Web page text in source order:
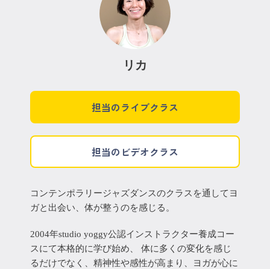
リカ
担当のライブクラス
担当のビデオクラス
コンテンポラリージャズダンスのクラスを通してヨ
ガと出会い、体が整うのを感じる。
2004年studio yoggy公認インストラクター養成コー
スにて本格的に学び始め、 体に多くの変化を感じ
るだけでなく、精神性や感性が高まり、ヨガが心に